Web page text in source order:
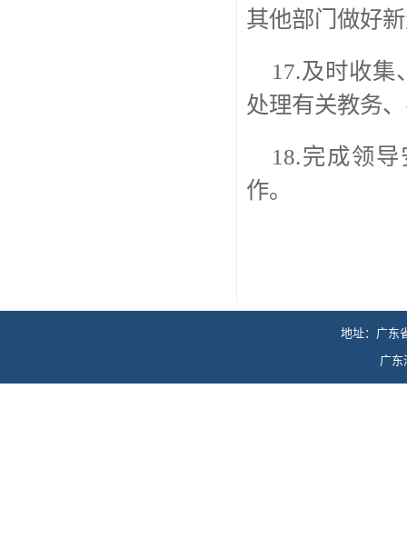
其他部门做好
17.及时收集
处理有关教务
18.完成领
作。
地址：广东
广东